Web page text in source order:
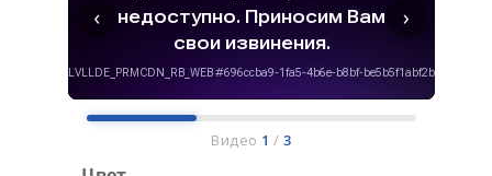
‹ ›
Видео 1 /3